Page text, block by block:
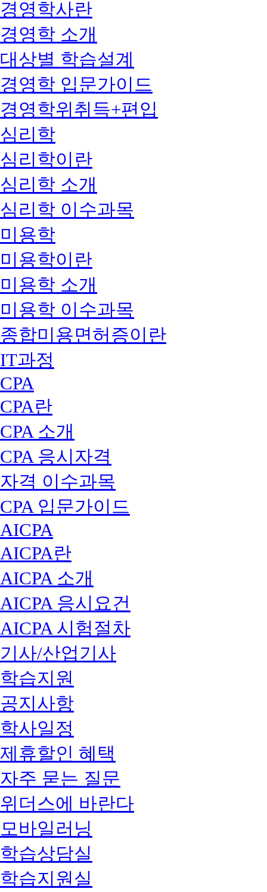
경영학사란
경영학 소개
대상별 학습설계
경영학 입문가이드
경영학위취득+편입
심리학
심리학이란
심리학 소개
심리학 이수과목
미용학
미용학이란
미용학 소개
미용학 이수과목
종합미용면허증이란
IT과정
CPA
CPA란
CPA 소개
CPA 응시자격
자격 이수과목
CPA 입문가이드
AICPA
AICPA란
AICPA 소개
AICPA 응시요건
AICPA 시험절차
기사/산업기사
학습지원
공지사항
학사일정
제휴할인 혜택
자주 묻는 질문
위더스에 바란다
모바일러닝
학습상담실
학습지원실